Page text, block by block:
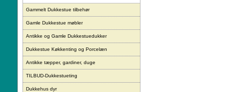
Gammelt Dukkestue tilbehør
Gamle Dukkestue møbler
Antikke og Gamle Dukkestuedukker
Dukkestue Køkkenting og Porcelæn
Antikke tæpper, gardiner, duge
TILBUD-Dukkestueting
Dukkehus dyr